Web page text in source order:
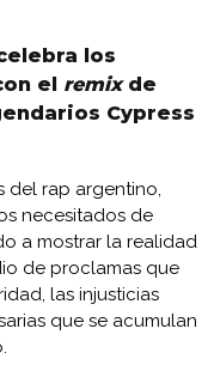
los
el remixde
Cypress
del rap argentino,
necesitados de
a mostrar la realidad
de proclamas que
las injusticias
que se acumulan